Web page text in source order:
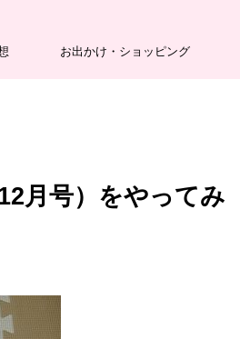
お出かけ・ショッピング
月号）をやってみ